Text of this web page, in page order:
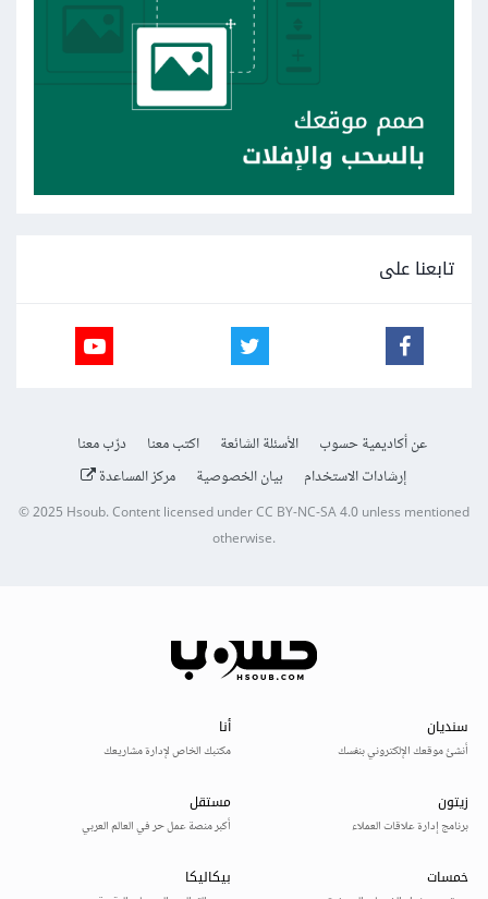
تابعنا على
عن أكاديمية حسوب الأسئلة الشائعة اكتب معنا
درّب معنا
إرشادات الاستخدام
بيان الخصوصية مركز المساعدة
© 2025Hsoub.Content licensed underCC BY-NC-SA 4.0unless mentioned
otherwise.